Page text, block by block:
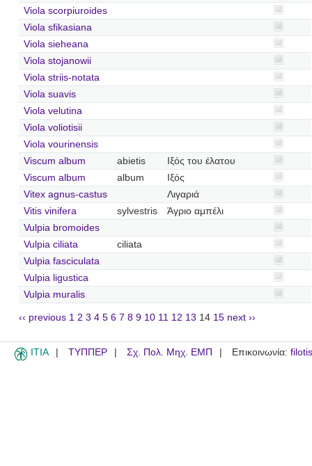
Viola scorpiuroides
Viola sfikasiana
Viola sieheana
Viola stojanowii
Viola striis-notata
Viola suavis
Viola velutina
Viola voliotisii
Viola vourinensis
Viscum album
abietis
Ιξός του έλατου
Viscum album
album
Ιξός
Vitex agnus-castus
Λιγαριά
Vitis vinifera
sylvestris
Άγριο αμπέλι
Vulpia bromoides
Vulpia ciliata
ciliata
Vulpia fasciculata
Vulpia ligustica
Vulpia muralis
‹‹ previous 1 2 3 4 5 6 7 8 9 10 11 12 13 14 15 next ››
ITIA ΤΥΠΠΕΡ Σχ. Πολ. Μηχ. ΕΜΠ Επικοινωνία: